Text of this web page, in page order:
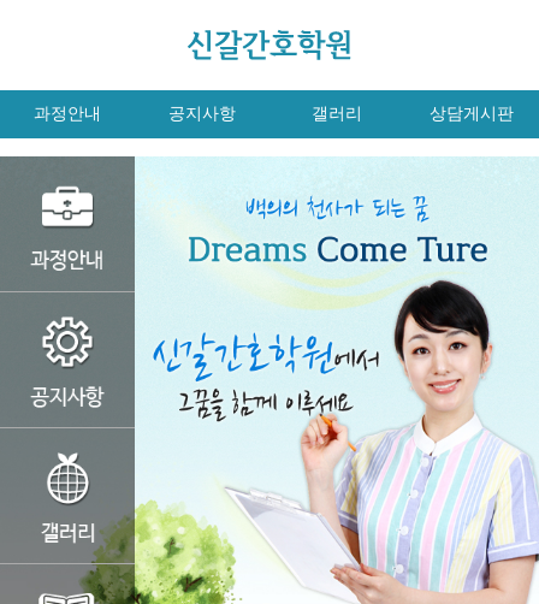
과정안내 공지사항 갤러리 상담게시판